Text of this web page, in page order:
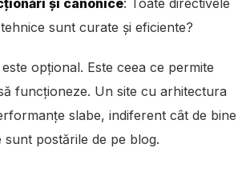
sunt curate și eficiente?
opțional. Este ceea ce permite
funcționeze. Un site cu arhitectura
slabe, indiferent cât de bine
sunt postările de pe blog.